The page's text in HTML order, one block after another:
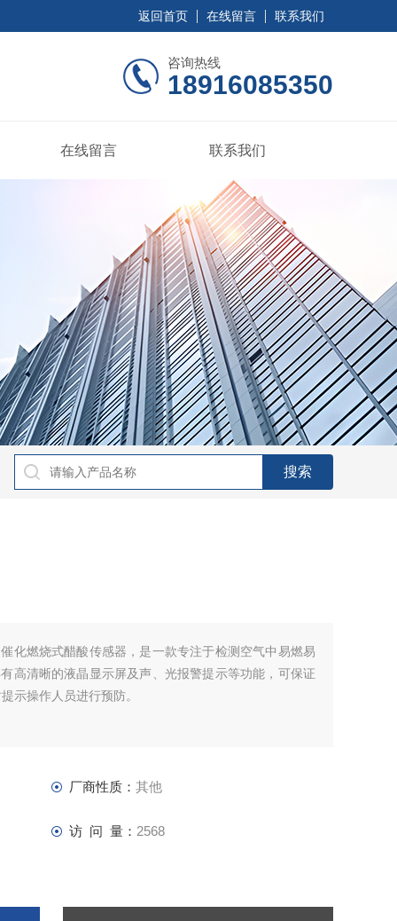
返回首页 在线留言 联系我们
咨询热线
18916085350
在线留言 联系我们
化燃烧式醋酸传感器，是一款专注于检测空气中易燃易
高清晰的液晶显示屏及声、光报警提示等功能，可保证
示操作人员进行预防。
厂商性质： 其他
访 问 量： 2568